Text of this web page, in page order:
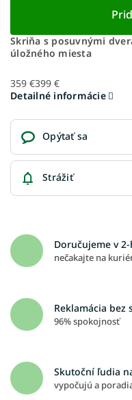
Skriňa s posuvnými
úložného miesta
359 €399 €
Detailné informácie
Opýtať sa
Strážiť
Doručujeme v
nečakajte na
Reklamácia bez
96% spokojnosť
Skutoční ľudia
vypočujú a